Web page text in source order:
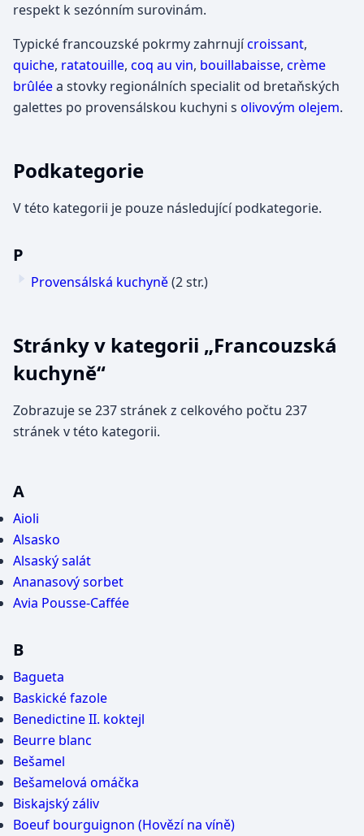
respekt k sezónním surovinám.
Typické francouzské pokrmy zahrnujícroissant,
quiche, ratatouille, coq au vin, bouillabaisse, crème
brûléea stovky regionálních specialit od bretaňských
galettes po provensálskou kuchyni s olivovým olejem.
Podkategorie
V této kategorii je pouze následující podkategorie.
P
Provensálská kuchyně(2 str.)
Stránky v kategorii „Francouzská
kuchyně“
Zobrazuje se 237 stránek z celkového počtu 237
stránek v této kategorii.
A
Aioli
Alsasko
Alsaský salát
Ananasový sorbet
Avia Pousse-Caffée
B
Bagueta
Baskické fazole
Benedictine II. koktejl
Beurre blanc
Bešamel
Bešamelová omáčka
Biskajský záliv
Boeuf bourguignon (Hovězí na víně)